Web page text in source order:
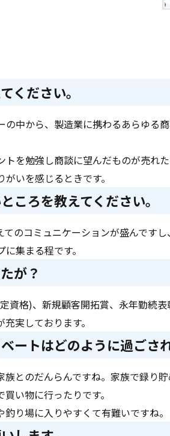
ください。
中から、製造業に携わるあらゆる
を勉強し商談に望んだものが売れ
いを感じるときです。
ころを教えてください。
のコミュニケーションが盛んです
集まる程です。
が？
資格)、新規顧客開拓賞、永年勤続
実しております。
ートはどのように過ごさ
とのだんらんですね。家族で録り貯
い物に行ったりです。
り場に入りやすくて有難いですね。